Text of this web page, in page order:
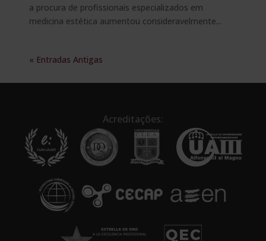
a procura de profissionais especializados em
medicina estética aumentou consideravelmente...
« Entradas Antigas
Acreditações: